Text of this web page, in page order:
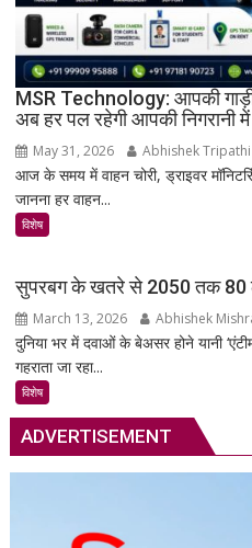
MSR Technology: आपकी गाड़ी
अब हर पल रहेगी आपकी निगरानी में
May 31, 2026 Abhishek Tripathi
आज के समय में वाहन चोरी, ड्राइवर
जानना हर वाहन...
विशेष
सुपरबग के खतरे से 2050 तक 80
March 13, 2026 Abhishek
दुनिया भर में दवाओं के बेअसर होने यानी
गहराता जा रहा...
विशेष
ADVERTISEMENT